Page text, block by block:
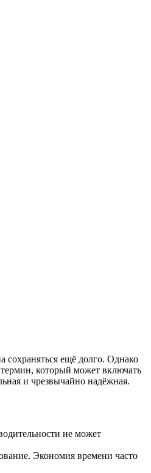
сохраняться ещё долго. Однако
термин, который может включать
и чрезвычайно надёжная.
не может
Экономия времени часто